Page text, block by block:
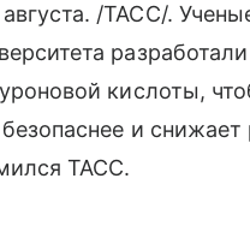
/ТАСС/. Ученые
кислоты,
и
ТАСС.